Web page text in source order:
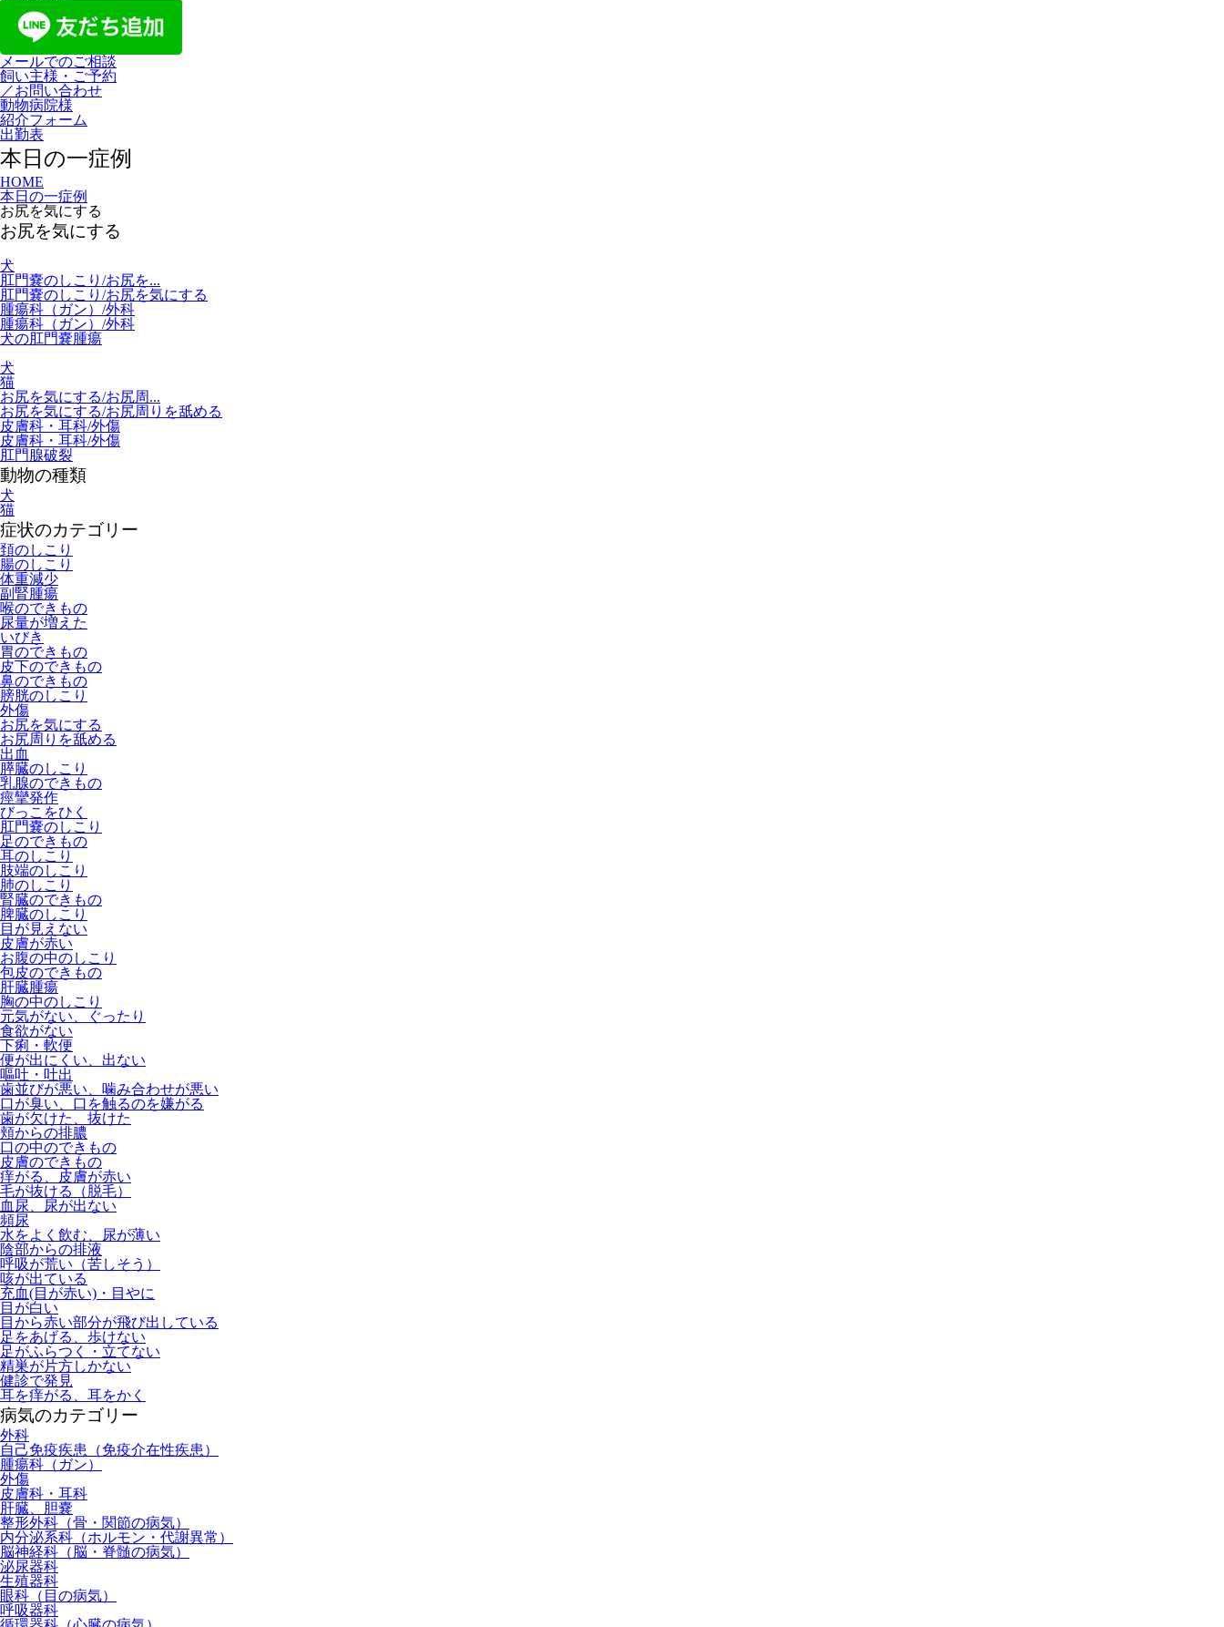
メールでのご相談
飼い主様・ご予約
／お問い合わせ
動物病院様
紹介フォーム
出勤表
本日の一症例
HOME
本日の一症例
お尻を気にする
お尻を気にする
犬
肛門嚢のしこり/お尻を...
肛門嚢のしこり/お尻を気にする
腫瘍科（ガン）/外科
腫瘍科（ガン）/外科
犬の肛門嚢腫瘍
犬
猫
お尻を気にする/お尻周...
お尻を気にする/お尻周りを舐める
皮膚科・耳科/外傷
皮膚科・耳科/外傷
肛門腺破裂
動物の種類
犬
猫
症状のカテゴリー
頚のしこり
腸のしこり
体重減少
副腎腫瘍
喉のできもの
尿量が増えた
いびき
胃のできもの
皮下のできもの
鼻のできもの
膀胱のしこり
外傷
お尻を気にする
お尻周りを舐める
出血
膵臓のしこり
乳腺のできもの
痙攣発作
びっこをひく
肛門嚢のしこり
足のできもの
耳のしこり
肢端のしこり
肺のしこり
腎臓のできもの
脾臓のしこり
目が見えない
皮膚が赤い
お腹の中のしこり
包皮のできもの
肝臓腫瘍
胸の中のしこり
元気がない、ぐったり
食欲がない
下痢・軟便
便が出にくい、出ない
嘔吐・吐出
歯並びが悪い、噛み合わせが悪い
口が臭い、口を触るのを嫌がる
歯が欠けた、抜けた
頬からの排膿
口の中のできもの
皮膚のできもの
痒がる、皮膚が赤い
毛が抜ける（脱毛）
血尿、尿が出ない
頻尿
水をよく飲む、尿が薄い
陰部からの排液
呼吸が荒い（苦しそう）
咳が出ている
充血(目が赤い)・目やに
目が白い
目から赤い部分が飛び出している
足をあげる、歩けない
足がふらつく・立てない
精巣が片方しかない
健診で発見
耳を痒がる、耳をかく
病気のカテゴリー
外科
自己免疫疾患（免疫介在性疾患）
腫瘍科（ガン）
外傷
皮膚科・耳科
肝臓、胆嚢
整形外科（骨・関節の病気）
内分泌系科（ホルモン・代謝異常）
脳神経科（脳・脊髄の病気）
泌尿器科
生殖器科
眼科（目の病気）
呼吸器科